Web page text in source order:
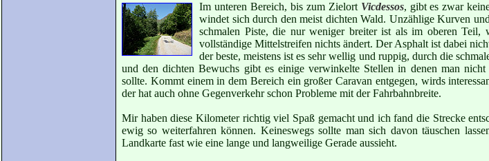
Im unteren Bereich, bis zum Zielort Vicdessos, gibt es zwar
windet sich durch den meist dichten Wald. Unzählige Kurven
schmalen Piste, die nur weniger breiter ist als im oberen Teil,
vollständige Mittelstreifen nichts ändert. Der Asphalt ist dabei
der beste, meistens ist es sehr wellig und ruppig, durch die
und den dichten Bewuchs gibt es einige verwinkelte Stellen in denen man nicht
sollte. Kommt einem in dem Bereich ein großer Caravan entgegen, wirds
der hat auch ohne Gegenverkehr schon Probleme mit der Fahrbahnbreite.
Mir haben diese Kilometer richtig viel Spaß gemacht und ich fand die Strecke
ewig so weiterfahren können. Keineswegs sollte man sich davon täuschen
Landkarte fast wie eine lange und langweilige Gerade aussieht.